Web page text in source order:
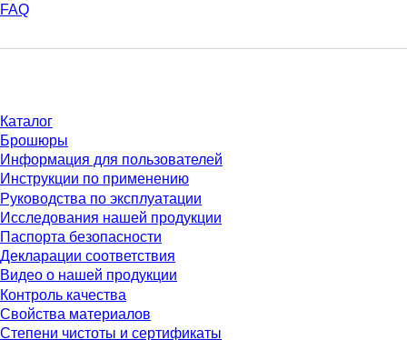
FAQ
Каталог
Брошюры
Информация для пользователей
Инструкции по применению
Руководства по эксплуатации
Исследования нашей продукции
Паспорта безопасности
Декларации соответствия
Видео о нашей продукции
Контроль качества
Свойства материалов
Степени чистоты и сертификаты